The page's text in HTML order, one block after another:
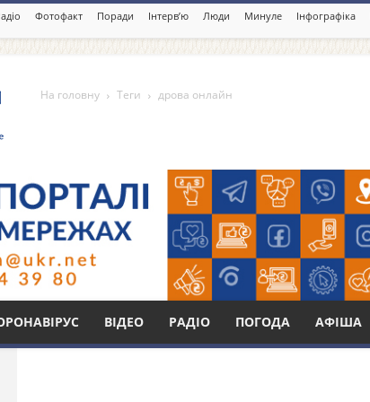
Фотофакт Поради Інтерв’ю Люди Минуле Інфографіка
ВІДЕО РАДІО ПОГОДА АФІША
На головну Теги дрова онлайн